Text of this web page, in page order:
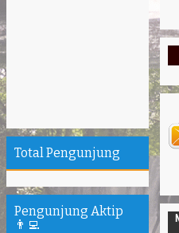
Total Pengunjung
Pengunjung Aktip
👨‍💻 GIEZAG) ~~ Extreme